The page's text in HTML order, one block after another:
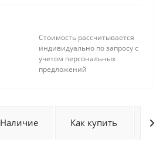
Стоимость рассчитывается
индивидуально по запросу с
учетом персональных
предложений
Наличие Как купить